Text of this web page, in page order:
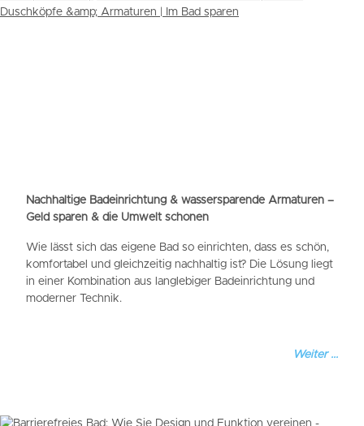
Nachhaltige Badeinrichtung & wassersparende Armaturen –
Geld sparen & die Umwelt schonen
Wie lässt sich das eigene Bad so einrichten, dass es schön,
komfortabel und gleichzeitig nachhaltig ist? Die Lösung liegt
in einer Kombination aus langlebiger Badeinrichtung und
moderner Technik.
Weiter ...